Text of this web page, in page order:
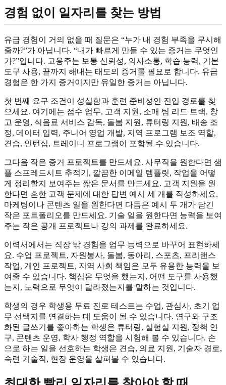
경험 없이 일자리를 찾는 방법
유급 경험이 거의 없을 때 질문은 “누가 내 경험 부족을 무시해
줄까?”가 아닙니다. “내가 빠르게 만들 수 있는 증거는 무엇인
가?”입니다. 고용주는 보통 신뢰성, 의사소통, 학습 능력, 기본
도구 사용, 끝까지 해내는 태도의 증거를 필요로 합니다. 유급
경험은 한 가지 증거이지만 유일한 증거는 아닙니다.
첫 번째 요구 조건이 성실함과 훈련 준비성인 진입 경로를 찾
으세요. 여기에는 접수 업무, 고객 지원, 소매 팀 리드 트랙, 창
고 운영, 식음료 서비스 감독, 돌봄 지원, 튜터링 지원, 배송 조
정, 데이터 입력, 주니어 영업 개발, 지역 프로그램 보조 역할,
견습, 인턴십, 트레이니 프로그램이 포함될 수 있습니다.
그다음 작은 증거 프로젝트를 만드세요. 사무직을 원한다면 샘
플 스프레드시트 추적기, 깔끔한 이메일 템플릿, 작업을 어떻
게 정리할지 보여주는 짧은 문서를 만드세요. 고객 지원을 원
한다면 흔한 고객 문제에 대한 답변 예시 세 개를 작성하세요.
마케팅이나 콘텐츠 일을 원한다면 다듬은 예시 두 개가 담긴
작은 포트폴리오를 만드세요. 기술 일을 원한다면 능력을 보여
주는 작은 공개 프로젝트나 강의 과제를 완료하세요.
이력서에서는 직장 밖 경험을 업무 능력으로 바꾸어 표현하세
요. 수업 프로젝트, 자원봉사, 돌봄, 동아리, 스포츠, 프리랜스
작업, 개인 프로젝트, 지역 사회 책임은 모두 유용한 능력을 보
여줄 수 있습니다. 핵심은 무엇을 했는지, 어떤 도구를 사용했
는지, 노력으로 무엇이 달라졌는지를 말하는 것입니다.
학생의 경우 학생용 무료 진로 테스트는 수업, 관심사, 초기 업
무 선택지를 연결하는 데 도움이 될 수 있습니다. 연구와 구조
화된 글쓰기를 좋아하는 학생은 튜터링, 실험실 지원, 정책 연
구, 콘텐츠 운영, 학사 행정 역할을 시험해 볼 수 있습니다. 손
으로 하는 일을 선호하는 학생은 견습, 의료 지원, 기술자 경로,
숙련 기술직, 현장 운영을 살펴볼 수 있습니다.